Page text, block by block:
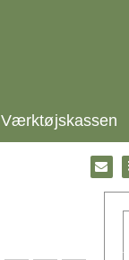
24.0:
Værktøjskassen
Gå
til:
Email